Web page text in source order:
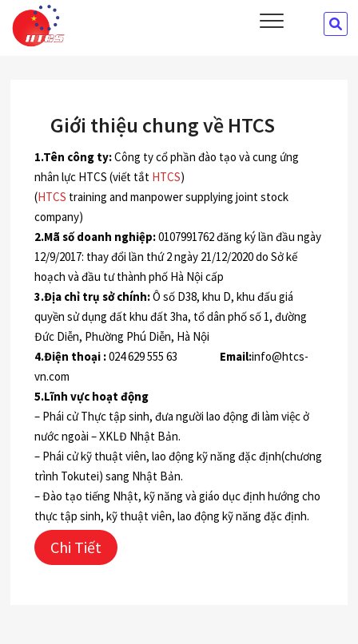
content
CÔNG TY CỔ PHẦN ĐÀO TẠO VÀ CUNG ỨNG NHÂN LỰC HTCS
Giới thiệu chung về HTCS
1.Tên công ty:Công ty cổ phần đào tạo và cung ứng
nhân lực HTCS (viết tắt HTCS)
(HTCS training and manpower supplying joint stock
company)
2.Mã số doanh nghiệp:0107991762 đăng ký lần đầu ngày
12/9/2017: thay đổi lần thứ 2 ngày 21/12/2020 do Sở kế
hoạch và đầu tư thành phố Hà Nội cấp
3.Địa chỉ trụ sở chính:Ô số D38, khu D, khu đấu giá
quyền sử dụng đất khu đất 3ha, tổ dân phố số 1, đường
Đức Diễn, Phường Phú Diễn, Hà Nội
4.Điện thoại :024 629 555 63 Email:info@htcs-
vn.com
5.Lĩnh vực hoạt động
– Phái cử Thực tập sinh, đưa người lao động đi làm việc ở
nước ngoài – XKLĐ Nhật Bản.
– Phái cử kỹ thuật viên, lao động kỹ năng đặc định(chương
trình Tokutei) sang Nhật Bản.
– Đào tạo tiếng Nhật, kỹ năng và giáo dục định hướng cho
thực tập sinh, kỹ thuật viên, lao động kỹ năng đặc định.
Chi Tiết